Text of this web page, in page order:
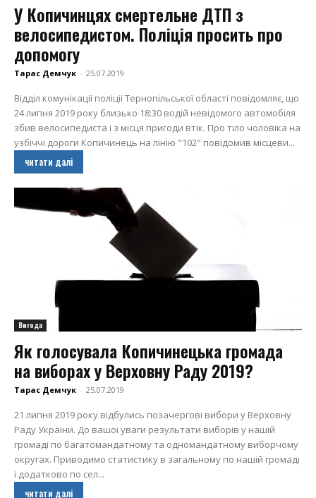
У Копичинцях смертельне ДТП з
велосипедистом. Поліція просить про
допомогу
Тарас Демчук - 25.07.2019
Відділ комунікації поліції Тернопільської області повідомляє, що
24 липня 2019 року близько 18:30 водій невідомого автомобіля
збив велосипедиста і з місця пригоди втік. Про тіло чоловіка на
узбіччі дороги Копичинець на лінію "102" повідомив місцеви...
читати далі
Вигода
Як голосувала Копичинецька громада
на виборах у Верховну Раду 2019?
Тарас Демчук - 25.07.2019
21 липня 2019 року відбулись позачергові вибори у Верховну
Раду України. До вашої уваги результати виборів у нашій
громаді по багатомандатному та одномандатному виборчому
округах. Приводимо статистику в загальному по нашій громаді
і додатково по сел...
читати далі